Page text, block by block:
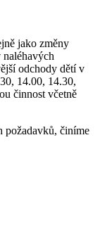
jako změny
naléhavých
odchody dětí v
14.00, 14.30,
činnost včetně
požadavků, činíme